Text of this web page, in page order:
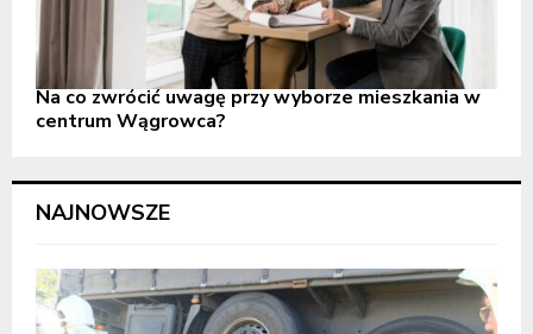
Na co zwrócić uwagę przy wyborze mieszkania w
centrum Wągrowca?
NAJNOWSZE